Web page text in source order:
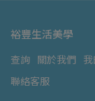
裕豐生活美學
查詢 關於我們
聯絡客服